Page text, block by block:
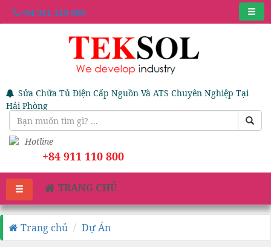
+84 911 110 800
Sửa Chữa Tủ Điện Cấp Nguồn Và ATS Chuyên Nghiệp Tại
Hải Phòng
Hotline
+84 911 110 800
TRANG CHỦ
Trang chủ Dự Án